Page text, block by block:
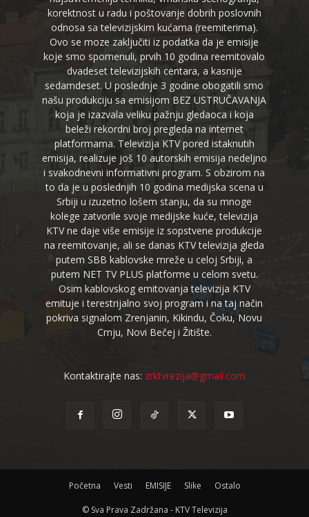
korektnost u radu i poštovanje dobrih poslovnih
odnosa sa televizijskim kućama (reemiterima).
Ovo se moze zaključiti iz podatka da je emisije
koje smo spomenuli, prvih 10 godina reemitovalo
dvadeset televizijskih centara, a kasnije
sedamdeset. U poslednje 3 godine obogatili smo
našu produkciju sa emisijom BEZ USTRUČAVANJA
koja je izazvala veliku pažnju gledaoca i koja
beleži rekordni broj pregleda na internet
platformama. Televizija KTV pored istaknutih
emisija, realizuje još 10 autorskih emisija nedeljno
i svakodnevni informativni program. S obzirom na
to da je u poslednjih 10 godina medijska scena u
Srbiji u izuzetno lošem stanju, da su mnoge
kolege zatvorile svoje medijske kuće, televizija
KTV ne daje više emisije iz sopstvene produkcije
na reemitovanje, ali se danas KTV televizija gleda
putem SBB kablovske mreže u celoj Srbiji, a
putem NET TV PLUS platforme u celom svetu.
Osim kablovskog emitovanja televizija KTV
emituje i terestrijalno svoj program i na taj način
pokriva signalom Zrenjanin, Kikindu, Čoku, Novu
Crnju, Novi Bečej i Žitište.
Kontaktirajte nas: zrktvrezija@gmail.com
Početna Vesti EMISIJE Slike Ostalo
© Sva Prava Zadržana - KTV Televizija